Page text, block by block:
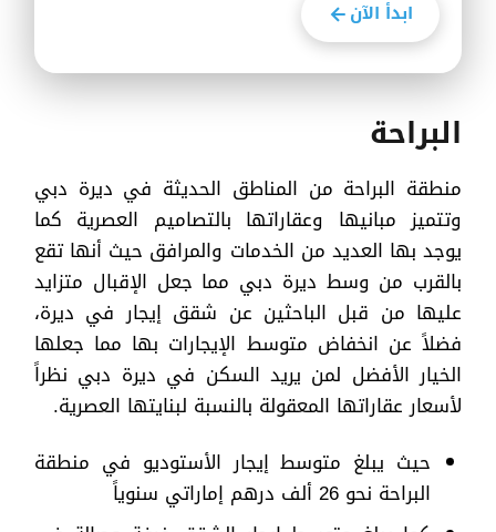
ابدأ الآن
البراحة
منطقة البراحة من المناطق الحديثة في ديرة دبي
وتتميز مبانيها وعقاراتها بالتصاميم العصرية كما
يوجد بها العديد من الخدمات والمرافق حيث أنها تقع
بالقرب من وسط ديرة دبي مما جعل الإقبال متزايد
عليها من قبل الباحثين عن شقق إيجار في ديرة،
فضلاً عن انخفاض متوسط الإيجارات بها مما جعلها
الخيار الأفضل لمن يريد السكن في ديرة دبي نظراً
لأسعار عقاراتها المعقولة بالنسبة لبنايتها العصرية.
حيث يبلغ متوسط إيجار الأستوديو في منطقة
البراحة نحو 26 ألف درهم إماراتي سنوياً